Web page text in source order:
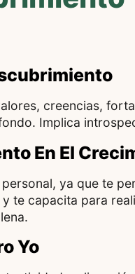
creencias,
Implica
En El
ya que te
te capacita para
Yo